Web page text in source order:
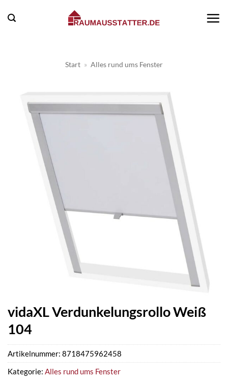
Inhalt
Start » Alles rund ums Fenster
vidaXL Verdunkelungsrollo Weiß
104
Artikelnummer: 8718475962458
Kategorie: Alles rund ums Fenster